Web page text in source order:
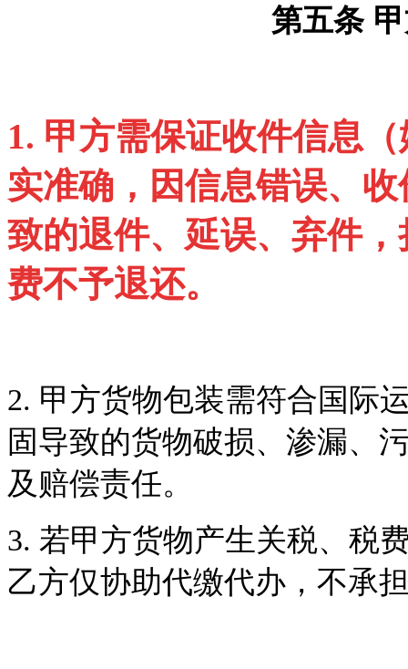
第五条
1. 甲方需保证收件信息
实准确，因信息错误、
致的退件、延误、弃件
费不予退还。
2. 甲方货物包装需符合国际
固导致的货物破损、渗漏、
及赔偿责任。
3. 若甲方货物产生关税、税
乙方仅协助代缴代办，不承